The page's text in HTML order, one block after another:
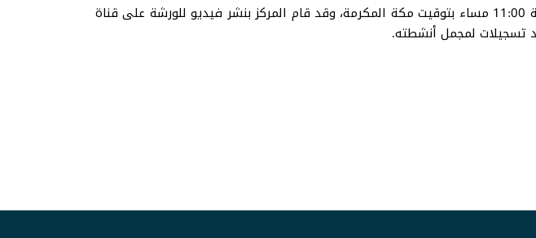
الورشة أقيمت يوم الأحد الموافق 9 شباط فبراير 2025م من الساعة 09:00 حتى الساعة 11:00 مساء بتوقيت مكة المكرمة، وقد قام المركز بنشر فيديو للورشة على قناة
تسجيلات لمجمل أنشطته.